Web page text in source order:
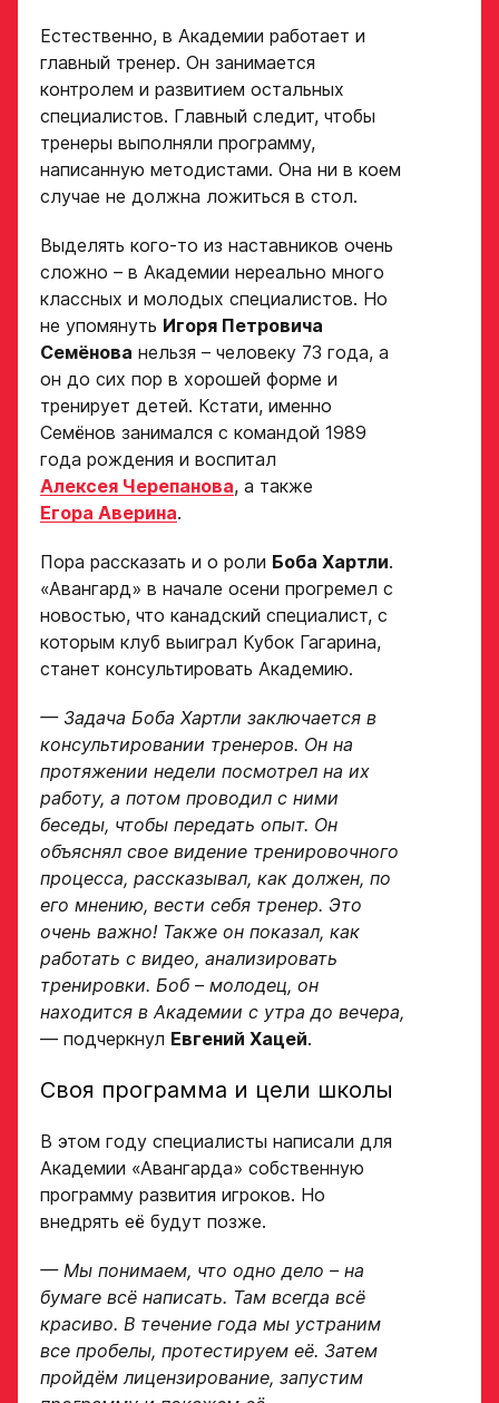
Естественно, в Академии работает и
главный тренер. Он занимается
контролем и развитием остальных
специалистов. Главный следит, чтобы
тренеры выполняли программу,
написанную методистами. Она ни в коем
случае не должна ложиться в стол.
Выделять кого-то из наставников очень
сложно – в Академии нереально много
классных и молодых специалистов. Но
не упомянуть Игоря Петровича
Семёнова нельзя – человеку 73 года, а
он до сих пор в хорошей форме и
тренирует детей. Кстати, именно
Семёнов занимался с командой 1989
года рождения и воспитал
Алексея Черепанова, а также
Егора Аверина.
Пора рассказать и о роли Боба Хартли.
«Авангард» в начале осени прогремел с
новостью, что канадский специалист, с
которым клуб выиграл Кубок Гагарина,
станет консультировать Академию.
— Задача Боба Хартли заключается в
консультировании тренеров. Он на
протяжении недели посмотрел на их
работу, а потом проводил с ними
беседы, чтобы передать опыт. Он
объяснял свое видение тренировочного
процесса, рассказывал, как должен, по
его мнению, вести себя тренер. Это
очень важно! Также он показал, как
работать с видео, анализировать
тренировки. Боб – молодец, он
находится в Академии с утра до вечера,
— подчеркнул Евгений Хацей.
Своя программа и цели школы
В этом году специалисты написали для
Академии «Авангарда» собственную
программу развития игроков. Но
внедрять её будут позже.
— Мы понимаем, что одно дело – на
бумаге всё написать. Там всегда всё
красиво. В течение года мы устраним
все пробелы, протестируем её. Затем
пройдём лицензирование, запустим
Нажимая кнопку
вы принимаете
условия
обработки
персональных
Ассоциации
Отправленная заявка
попадает в базу
скаутского отдела
Академии «Авангард»
В случае положительного
ответа с законным
представителем игрока
свяжутся по указанному
в заявке номеру!
Отправить
Поместите в строку ответа
хранилище, на которое
загружены видео
Игровой номер
ФИО законного
представителя
Номер телефона
законного
представителя
вы принимаете
условия
обработки
персональных
данных
Ассоциации
ХК Авангард
Отправленная заявка
попадает в базу
скаутского отдела
Академии «Авангард»
В случае положительного
ответа с законным
представителем игрока
свяжутся по указанному
в заявке номеру!
Отправить